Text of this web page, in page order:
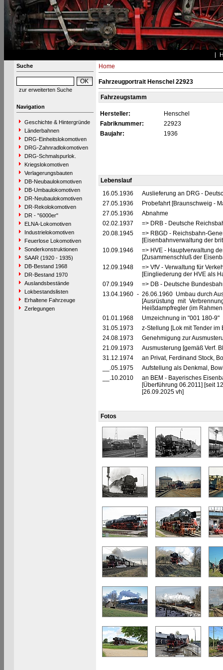
Suche
zur erweiterten Suche
Navigation
Geschichte & Hintergründe
Länderbahnen
DRG-Einheitslokomotiven
DRG-Zahnradlokomotiven
DRG-Schmalspurlok.
Kriegslokomotiven
Verlagerungsbauten
DB-Neubaulokomotiven
DB-Umbaulokomotiven
DR-Neubaulokomotiven
DR-Rekolokomotiven
DR - "6000er"
ELNA-Lokomotiven
Industrielokomotiven
Feuerlose Lokomotiven
Sonderkonstruktionen
SAAR (1920 - 1935)
DB-Bestand 1968
DR-Bestand 1970
Auslandsbestände
Lokbestandslisten
Erhaltene Fahrzeuge
Zerlegungen
Home
Fahrzeugportrait Henschel 22923
Fahrzeugstamm
Hersteller:
Henschel
Fabriknummer:
22923
Baujahr:
1936
Lebenslauf
16.05.1936
Auslieferung an DRG -
27.05.1936
Probefahrt [Braunschweig -
27.05.1936
Abnahme
02.02.1937
=> DRB - Deutsche
20.08.1945
=> RBGD - Reichsbahn-
[Eisenbahnverwaltung der
10.09.1946
=> HVE - Hauptverwaltung
[Zusammenschluß der
12.09.1948
=> VfV - Verwaltung für
[Eingliederung der HVE als
07.09.1949
=> DB - Deutsche
13.04.1960 - 26.06.1960 Umbau durch
[Ausrüstung mit
Heißdampfregler (im
01.01.1968
Umzeichnung in "001 180-9"
31.05.1973
z-Stellung [Lok mit Tender im
24.08.1973
Genehmigung zur
21.09.1973
Ausmusterung [gemäß Verf.
31.12.1974
an Privat, Ferdinand Stock,
__.05.1975
Aufstellung als Denkmal,
__.10.2010
an BEM - Bayerisches
[Überführung 06.2011] [seit
[26.09.2025 vh]
Fotos